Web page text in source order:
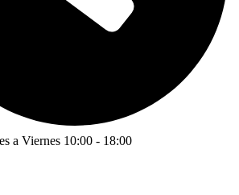
a Viernes 10:00 - 18:00